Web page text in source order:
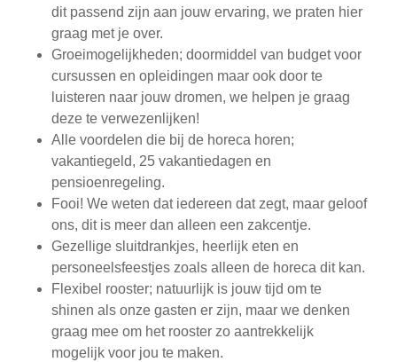
dit passend zijn aan jouw ervaring, we praten hier
graag met je over.
Groeimogelijkheden; doormiddel van budget voor
cursussen en opleidingen maar ook door te
luisteren naar jouw dromen, we helpen je graag
deze te verwezenlijken!
Alle voordelen die bij de horeca horen;
vakantiegeld, 25 vakantiedagen en
pensioenregeling.
Fooi! We weten dat iedereen dat zegt, maar geloof
ons, dit is meer dan alleen een zakcentje.
Gezellige sluitdrankjes, heerlijk eten en
personeelsfeestjes zoals alleen de horeca dit kan.
Flexibel rooster; natuurlijk is jouw tijd om te
shinen als onze gasten er zijn, maar we denken
graag mee om het rooster zo aantrekkelijk
mogelijk voor jou te maken.